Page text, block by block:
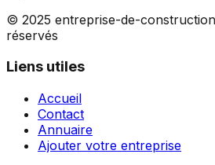
© 2025 entreprise-de-
réservés
Liens utiles
Accueil
Contact
Annuaire
Ajouter votre entreprise